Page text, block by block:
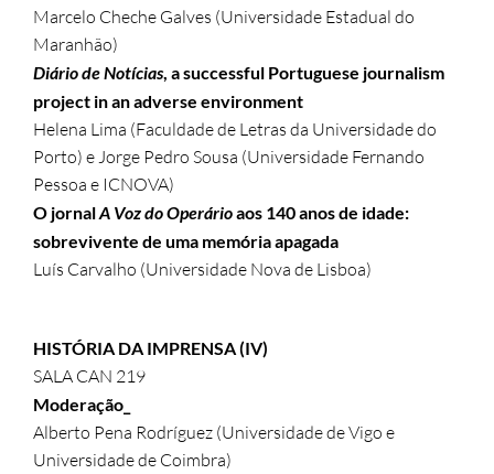
Marcelo Cheche Galves (Universidade Estadual do
Maranhão)
Diário de Notícias, a successful Portuguese journalism
project in an adverse environment
Helena Lima (Faculdade de Letras da Universidade do
Porto) e Jorge Pedro Sousa (Universidade Fernando
Pessoa e ICNOVA)
O jornalA Voz do Operárioaos 140 anos de idade:
sobrevivente de uma memória apagada
Luís Carvalho (Universidade Nova de Lisboa)
HISTÓRIA DA IMPRENSA (IV)
SALA CAN 219
Moderação_
Alberto Pena Rodríguez (Universidade de Vigo e
Universidade de Coimbra)